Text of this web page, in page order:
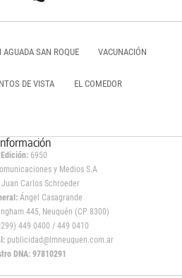
AGUADA SAN ROQUE VACUNACIÓN
DE VISTA EL COMEDOR
Edición: 6950
y Medios S.A
Juan Carlos Schroeder
Ángel Casagrande
445, Neuquén (CP 8300)
449 0400 / 449 0410
publicidad@lmneuquen.com.ar
DNA: 97810291